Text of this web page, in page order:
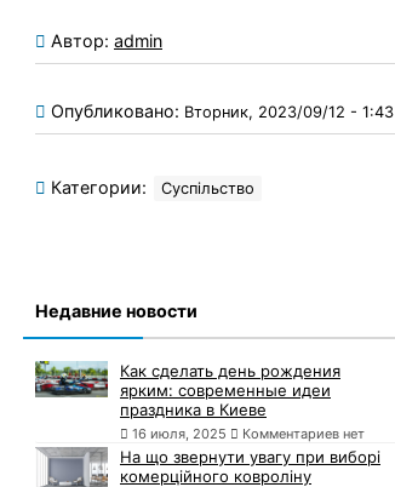
Автор: admin
Опубликовано: Вторник, 2023/09/12 - 1:43
Категории: Суспільство
Недавние новости
Как сделать день рождения
ярким: современные идеи
праздника в Киеве
16 июля, 2025 Комментариев нет
На що звернути увагу при виборі
комерційного ковроліну